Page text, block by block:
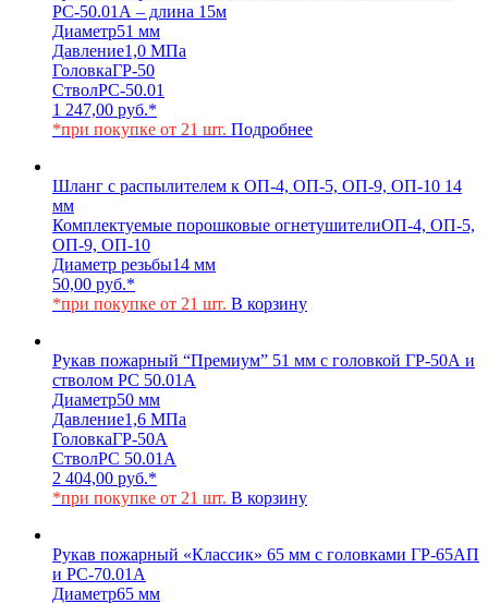
РС-50.01А – длина 15м
Диаметр51 мм
Давление1,0 МПа
ГоловкаГР-50
СтволРС-50.01
1 247,00 руб.*
*при покупке от 21 шт. Подробнее
Шланг с распылителем к ОП-4, ОП-5, ОП-9, ОП-10 14
мм
Комплектуемые порошковые огнетушителиОП-4, ОП-5,
ОП-9, ОП-10
Диаметр резьбы14 мм
50,00 руб.*
*при покупке от 21 шт. В корзину
Рукав пожарный “Премиум” 51 мм с головкой ГР-50А и
стволом РС 50.01А
Диаметр50 мм
Давление1,6 МПа
ГоловкаГР-50А
СтволРС 50.01А
2 404,00 руб.*
*при покупке от 21 шт. В корзину
Рукав пожарный «Классик» 65 мм с головками ГР-65АП
и РС-70.01А
Диаметр65 мм